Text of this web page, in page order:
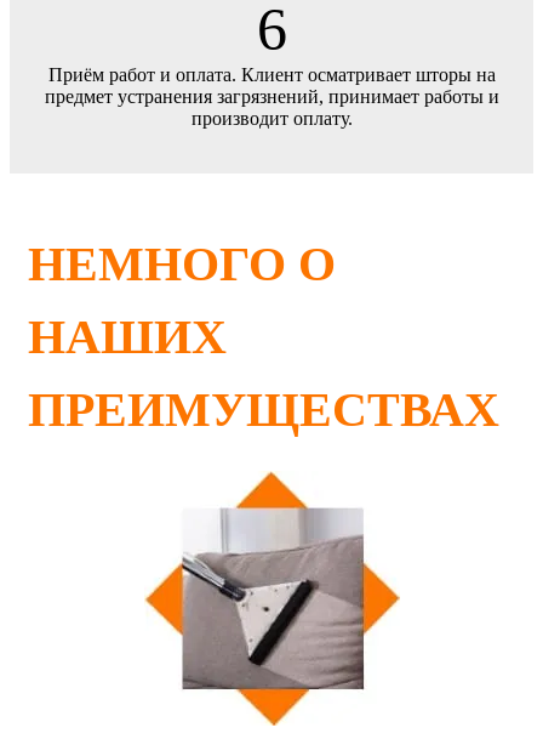
6
Приём работ и оплата. Клиент осматривает шторы на
предмет устранения загрязнений, принимает работы и
производит оплату.
НЕМНОГО О
НАШИХ
ПРЕИМУЩЕСТВАХ